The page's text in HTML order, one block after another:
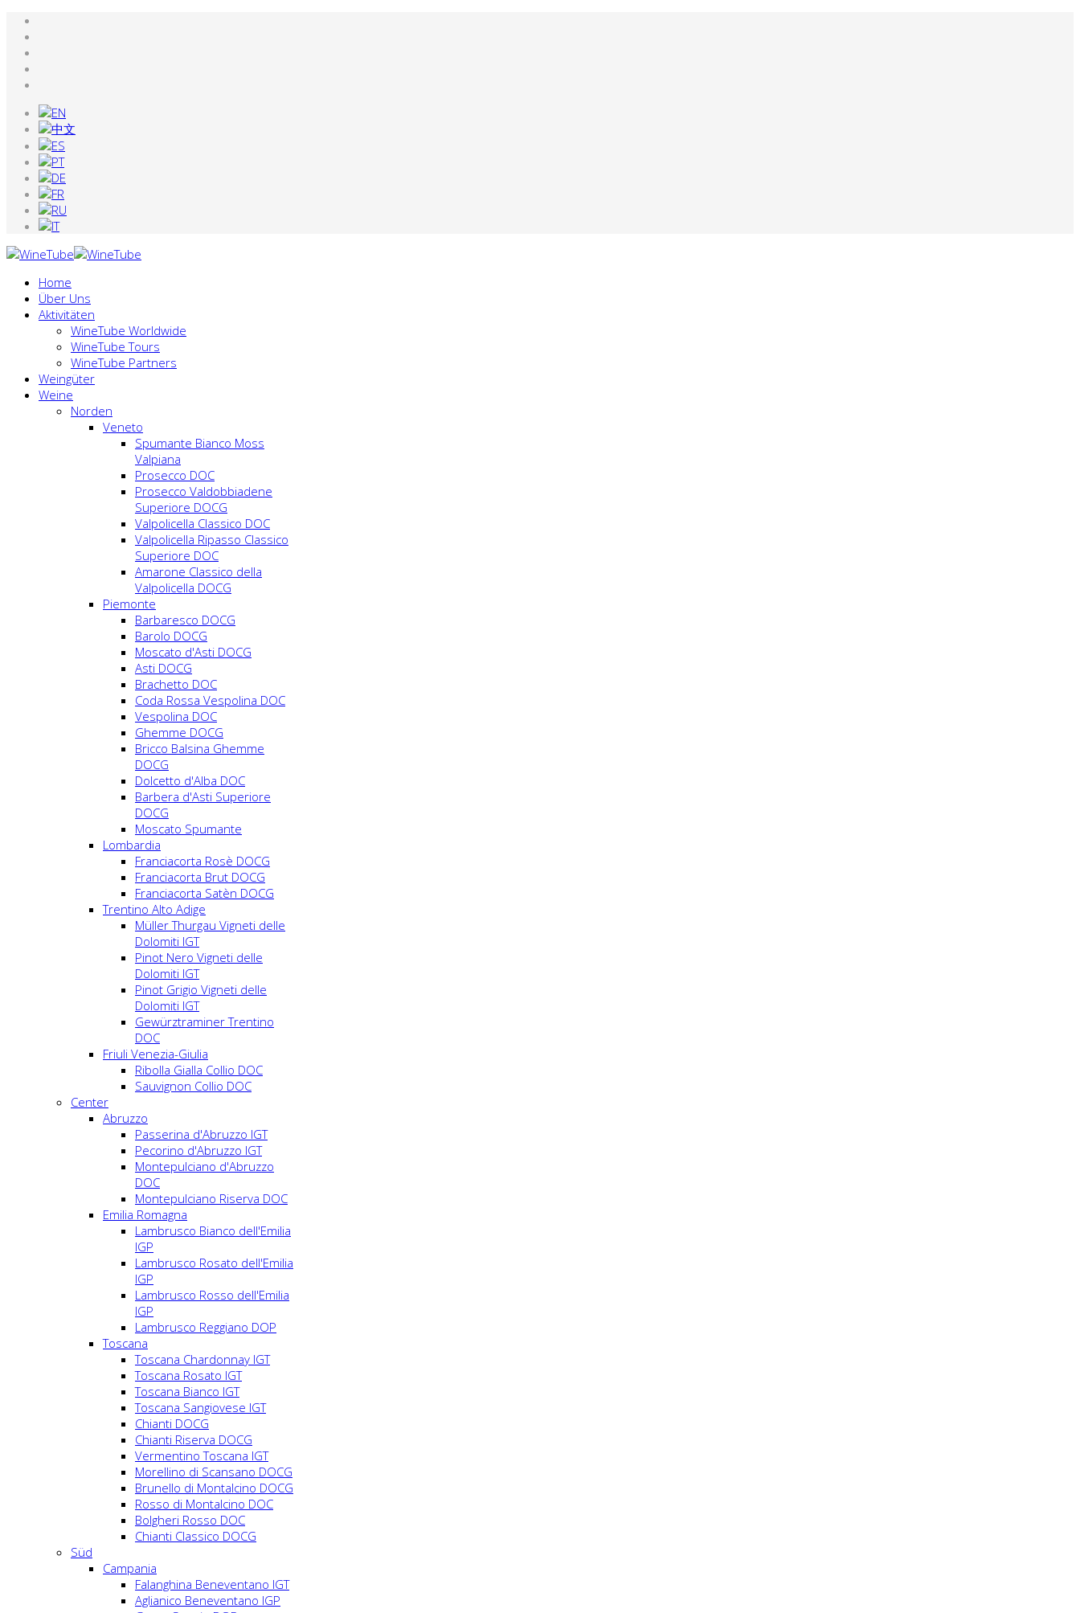
Home
Über Uns
Aktivitäten
WineTube Worldwide
WineTube Tours
WineTube Partners
Weingüter
Weine
Norden
Veneto
Spumante Bianco Moss
Valpiana
Prosecco DOC
Prosecco Valdobbiadene
Superiore DOCG
Valpolicella Classico DOC
Valpolicella Ripasso Classico
Superiore DOC
Amarone Classico della
Valpolicella DOCG
Piemonte
Barbaresco DOCG
Barolo DOCG
Moscato d'Asti DOCG
Asti DOCG
Brachetto DOC
Coda Rossa Vespolina DOC
Vespolina DOC
Ghemme DOCG
Bricco Balsina Ghemme
DOCG
Dolcetto d'Alba DOC
Barbera d'Asti Superiore
DOCG
Moscato Spumante
Lombardia
Franciacorta Rosè DOCG
Franciacorta Brut DOCG
Franciacorta Satèn DOCG
Trentino Alto Adige
Müller Thurgau Vigneti delle
Dolomiti IGT
Pinot Nero Vigneti delle
Dolomiti IGT
Pinot Grigio Vigneti delle
Dolomiti IGT
Gewürztraminer Trentino
DOC
Friuli Venezia-Giulia
Ribolla Gialla Collio DOC
Sauvignon Collio DOC
Center
Abruzzo
Passerina d'Abruzzo IGT
Pecorino d'Abruzzo IGT
Montepulciano d'Abruzzo
DOC
Montepulciano Riserva DOC
Emilia Romagna
Lambrusco Bianco dell'Emilia
IGP
Lambrusco Rosato dell'Emilia
IGP
Lambrusco Rosso dell'Emilia
IGP
Lambrusco Reggiano DOP
Toscana
Toscana Chardonnay IGT
Toscana Rosato IGT
Toscana Bianco IGT
Toscana Sangiovese IGT
Chianti DOCG
Chianti Riserva DOCG
Vermentino Toscana IGT
Morellino di Scansano DOCG
Brunello di Montalcino DOCG
Rosso di Montalcino DOC
Bolgheri Rosso DOC
Chianti Classico DOCG
Süd
Campania
Falanghina Beneventano IGT
Aglianico Beneventano IGP